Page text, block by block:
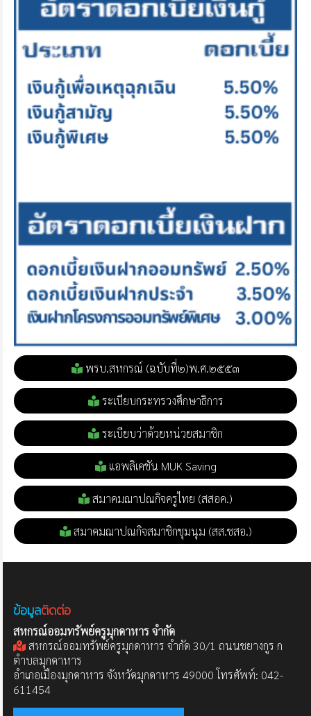
พรบ.สหกรณ์ (ฉบับที่๒)พ.ศ.๒๕๕๓
ระเบียบกระทรวงศึกษาธิการ
ระเบียบว่าด้วยหน่วยสมาชิก
แอพลิเคชัน MUK Saving
สมาคมฌาปณกิจครูไทย (สสอค.)
สมาคมฌาปณกิจสมาชิกชุมนุม (สส.ชสอ.)
ข้อมูลติดต่อ
สหกรณ์ออมทรัพย์ครูมุกดาหาร จำกัด
สหกรณ์ออมทรัพย์ครูมุกดาหาร จำกัด 30/1 ถนนชยางกูร ก
ตำบลมุกดาหาร
อำเภอเมืองมุกดาหาร จังหวัดมุกดาหาร 49000 โทรศัพท์: 042-
611454